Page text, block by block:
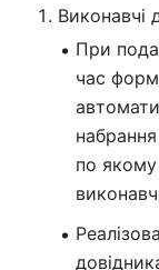
Виконавчі
При
час
по якому